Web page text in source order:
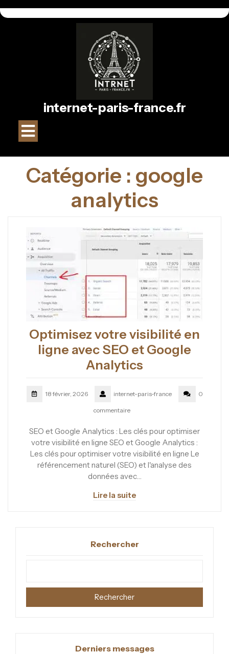
au
internet-paris-france.fr
Ouvrir
Catégorie : google
analytics
Optimisez votre visibilité en
ligne avec SEO et Google
Analytics
18 février, 2026 internet-paris-france 0
commentaire
SEO et Google Analytics : Les clés pour optimiser
votre visibilité en ligne SEO et Google Analytics :
Les clés pour optimiser votre visibilité en ligne Le
référencement naturel (SEO) et l'analyse des
données avec…
Lire la suite
Rechercher
Rechercher
Derniers messages